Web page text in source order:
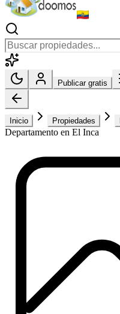
Publicar gratis
Inicio Propiedades
Departamento en El Inca